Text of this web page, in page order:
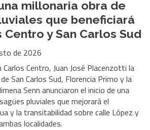
millonaria obra de
que beneficiará
Centro y San Carlos Sud
de 2026
Centro, Juan José Placenzotti la
San Carlos Sud, Florencia Primo y la
Senn anunciaron el inicio de una
pluviales que mejorará el
y la transitabilidad sobre calle López y
localidades.